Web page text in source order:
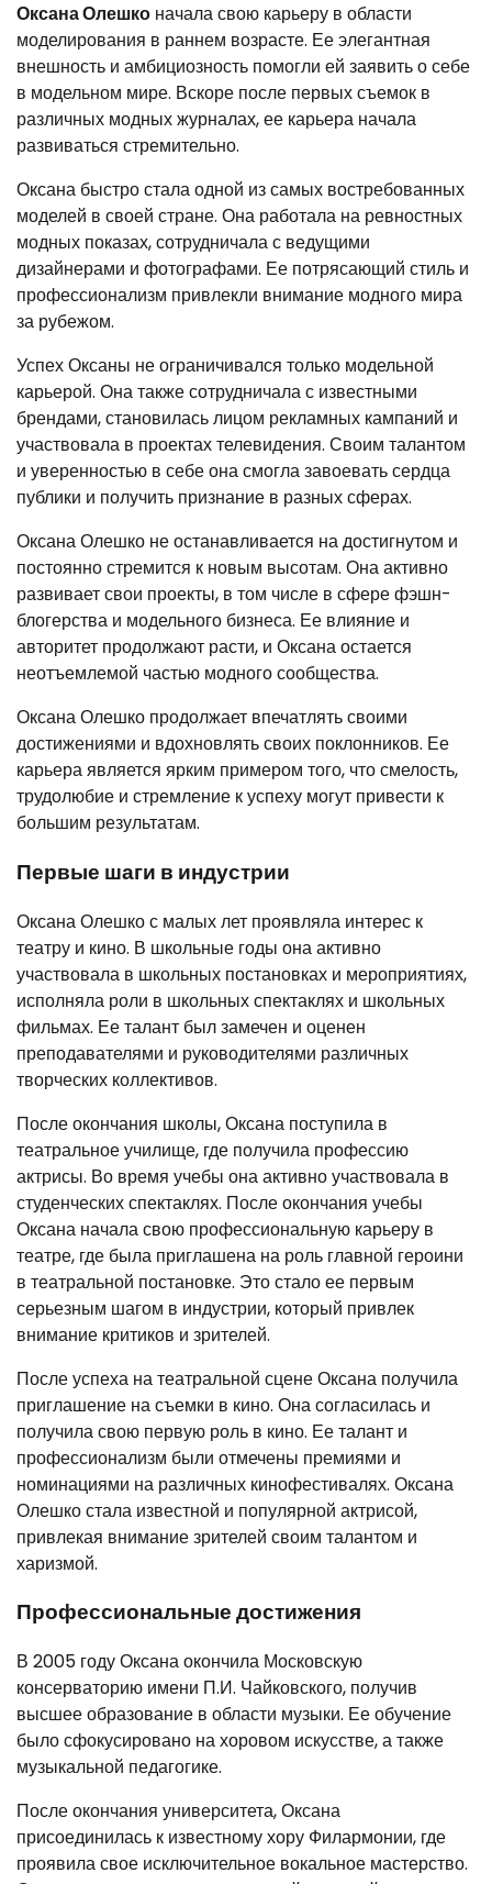
Оксана Олешко начала свою карьеру в области
моделирования в раннем возрасте. Ее элегантная
внешность и амбициозность помогли ей заявить о себе
в модельном мире. Вскоре после первых съемок в
различных модных журналах, ее карьера начала
развиваться стремительно.
Оксана быстро стала одной из самых востребованных
моделей в своей стране. Она работала на ревностных
модных показах, сотрудничала с ведущими
дизайнерами и фотографами. Ее потрясающий стиль и
профессионализм привлекли внимание модного мира
за рубежом.
Успех Оксаны не ограничивался только модельной
карьерой. Она также сотрудничала с известными
брендами, становилась лицом рекламных кампаний и
участвовала в проектах телевидения. Своим талантом
и уверенностью в себе она смогла завоевать сердца
публики и получить признание в разных сферах.
Оксана Олешко не останавливается на достигнутом и
постоянно стремится к новым высотам. Она активно
развивает свои проекты, в том числе в сфере фэшн-
блогерства и модельного бизнеса. Ее влияние и
авторитет продолжают расти, и Оксана остается
неотъемлемой частью модного сообщества.
Оксана Олешко продолжает впечатлять своими
достижениями и вдохновлять своих поклонников. Ее
карьера является ярким примером того, что смелость,
трудолюбие и стремление к успеху могут привести к
большим результатам.
Первые шаги в индустрии
Оксана Олешко с малых лет проявляла интерес к
театру и кино. В школьные годы она активно
участвовала в школьных постановках и мероприятиях,
исполняла роли в школьных спектаклях и школьных
фильмах. Ее талант был замечен и оценен
преподавателями и руководителями различных
творческих коллективов.
После окончания школы, Оксана поступила в
театральное училище, где получила профессию
актрисы. Во время учебы она активно участвовала в
студенческих спектаклях. После окончания учебы
Оксана начала свою профессиональную карьеру в
театре, где была приглашена на роль главной героини
в театральной постановке. Это стало ее первым
серьезным шагом в индустрии, который привлек
внимание критиков и зрителей.
После успеха на театральной сцене Оксана получила
приглашение на съемки в кино. Она согласилась и
получила свою первую роль в кино. Ее талант и
профессионализм были отмечены премиями и
номинациями на различных кинофестивалях. Оксана
Олешко стала известной и популярной актрисой,
привлекая внимание зрителей своим талантом и
харизмой.
Профессиональные достижения
В 2005 году Оксана окончила Московскую
консерваторию имени П.И. Чайковского, получив
высшее образование в области музыки. Ее обучение
было сфокусировано на хоровом искусстве, а также
музыкальной педагогике.
После окончания университета, Оксана
присоединилась к известному хору Филармонии, где
проявила свое исключительное вокальное мастерство.